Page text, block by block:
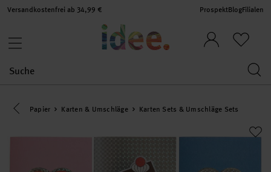
Versandkostenfrei ab 34,99 € ProspektBlogFilialen
Eine Kategorie zurück navigieren
Papier Karten & Umschläge Karten Sets & Umschläge Sets